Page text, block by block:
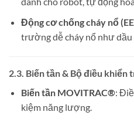
Động cơ chống cháy nổ
trường dễ cháy nổ như dầu
2.3. Biến tần & Bộ điều khiển
Biến tần MOVITRAC®:
kiệm năng lượng.